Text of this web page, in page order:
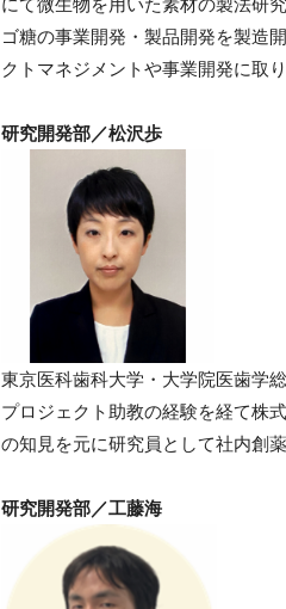
ゴ糖の事業開発・製品開発を製造
クトマネジメントや事業開発に取り
研究開発部／松沢歩
東京医科歯科大学・大学院医歯学
プロジェクト助教の経験を経て株
の知見を元に研究員として社内創
研究開発部／工藤海